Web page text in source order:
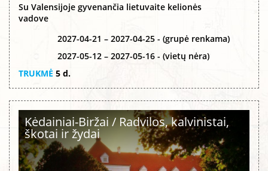
Su Valensijoje gyvenančia lietuvaite kelionės
vadove
2027-04-21 – 2027-04-25 - (grupė renkama)
2027-05-12 – 2027-05-16 - (vietų nėra)
TRUKMĖ 5 d.
Kėdainiai-Biržai / Radvilos, kalvinistai,
škotai ir žydai